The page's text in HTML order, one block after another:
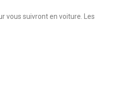
vous suivront en voiture. Les